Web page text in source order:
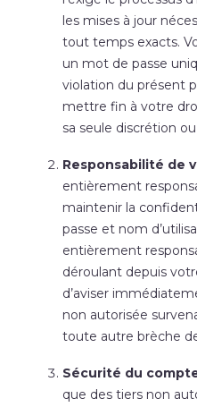
les mises à jour
tout temps exacts.
un mot de passe
violation du présent
mettre fin à votre
sa seule discrétion
Responsabilité de
entièrement
maintenir la
passe et nom
entièrement
déroulant depuis
d’aviser
non autorisée
toute autre brèche
Sécurité du
que des tiers non